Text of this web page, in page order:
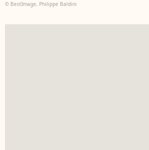
© BestImage, Philippe Baldini